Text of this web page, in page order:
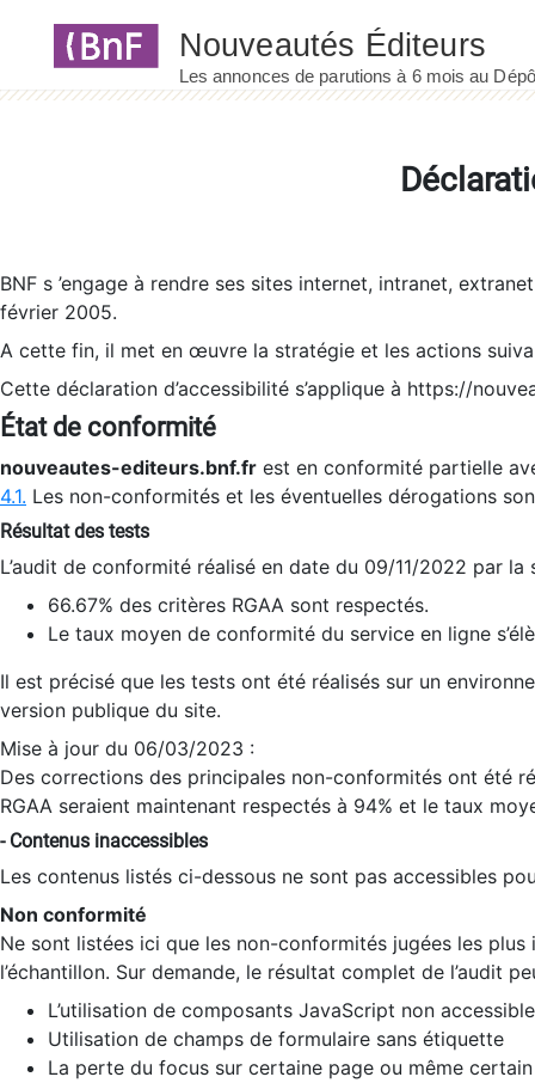
BNF s ’engage à rendre ses sites internet, intranet,
février 2005.
A cette fin, il met en œuvre la stratégie et les actions
Cette déclaration d’accessibilité s’applique à https://
État de conformité
nouveautes-editeurs.bnf.fr est en conformité partielle
4.1. Les non-conformités et les éventuelles dérogations
Résultat des tests
L’audit de conformité réalisé en date du 09/11/2022 par
66.67% des critères RGAA sont respectés.
Le taux moyen de conformité du service en ligne
Il est précisé que les tests ont été réalisés sur un
version publique du site.
Mise à jour du 06/03/2023 :
Des corrections des principales non-conformités ont été
RGAA seraient maintenant respectés à 94% et le taux
- Contenus inaccessibles
Les contenus listés ci-dessous ne sont pas accessibles
Non conformité
Ne sont listées ici que les non-conformités jugées les
l’échantillon. Sur demande, le résultat complet de l’audit
L’utilisation de composants JavaScript non
Utilisation de champs de formulaire sans étiquette
La perte du focus sur certaine page ou même